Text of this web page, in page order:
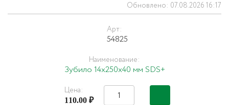
Обновлено: 07.08.2026 16:17
Арт:
54825
Наименование:
Зубило 14х250х40 мм SDS+
Цена:
110.00 ₽